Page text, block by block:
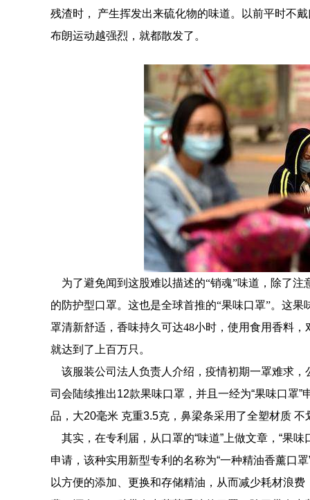
残渣时， 产生挥发出来硫化物的味道。以前平时不
布朗运动越强烈，就都散发了。
为了避免闻到这股难以描述的“销魂”味道，除了注
的防护型口罩。这也是全球首推的“果味口罩”。这
罩清新舒适，香味持久可达48小时，使用食用香料
就达到了上百万只。
该服装公司法人负责人介绍，疫情初期一罩难求
司会陆续推出12款果味口罩，并且一经为“果味口罩
品，大20毫米 克重3.5克，鼻梁条采用了全塑材质
其实，在专利届，从口罩的“味道”上做文章，“果
申请，该种实用新型专利的名称为“一种精油香薰口
以方便的添加、更换和存储精油，从而减少耗材浪